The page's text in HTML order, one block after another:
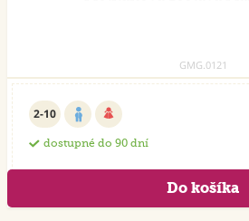
GMG.0121
2-10
dostupné do 90 dní